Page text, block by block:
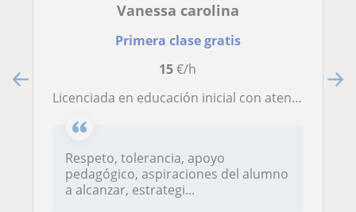
Vanessa carolina
Primera clase gratis
15€/h
Licenciada en educación inicial con atención en aula integrada
Respeto, tolerancia, apoyo
pedagógico, aspiraciones del alumno
a alcanzar, estrategi...